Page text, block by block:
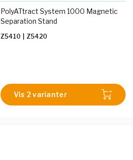
PolyATtract System 1000 Magnetic
Separation Stand
Z5410 Z5420
Vis 2 varianter